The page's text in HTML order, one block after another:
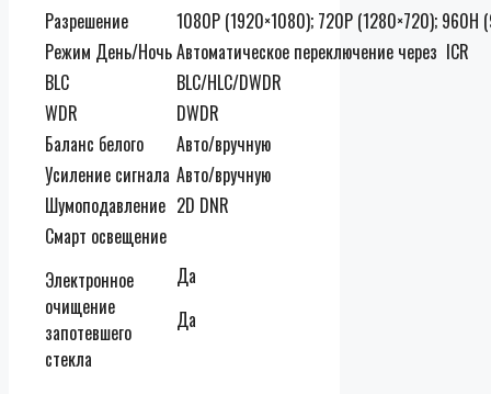
Разрешение
1080P (1920×1080); 720P (1280×720);
Режим День/НочьАвтоматическое переключение через ICR
BLC
BLC/HLC/DWDR
WDR
DWDR
Баланс белого
Авто/вручную
Усиление сигнала Авто/вручную
Шумоподавление 2D DNR
Смарт освещение
Электронное
очищение
запотевшего
стекла
Да
Да